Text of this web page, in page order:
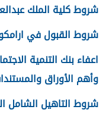
شروط كلية الملك
شروط القبول في ارامكو
وأهم الأوراق
شروط التاهيل الشامل